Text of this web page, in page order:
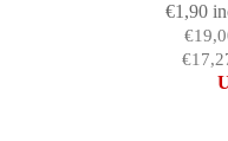
€1,90